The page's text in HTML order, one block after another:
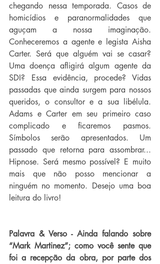
chegando nessa temporada. Casos de
homicídios e paranormalidades que
aguçam a nossa imaginação.
Conheceremos a agente e legista Aisha
Carter. Será que alguém vai se casar?
Uma doença afligirá algum agente da
SDI? Essa evidência, procede? Vidas
passadas que ainda surgem para nossos
queridos, o consultor e a sua libélula.
Adams e Carter em seu primeiro caso
complicado e ficaremos pasmos.
Símbolos serão apresentados. Um
passado que retorna para assombrar...
Hipnose. Será mesmo possível? E muito
mais que não posso mencionar a
ninguém no momento. Desejo uma boa
leitura do livro!
Palavra & Verso - Ainda falando sobre
“Mark Martinez”; como você sente que
foi a recepção da obra, por parte dos